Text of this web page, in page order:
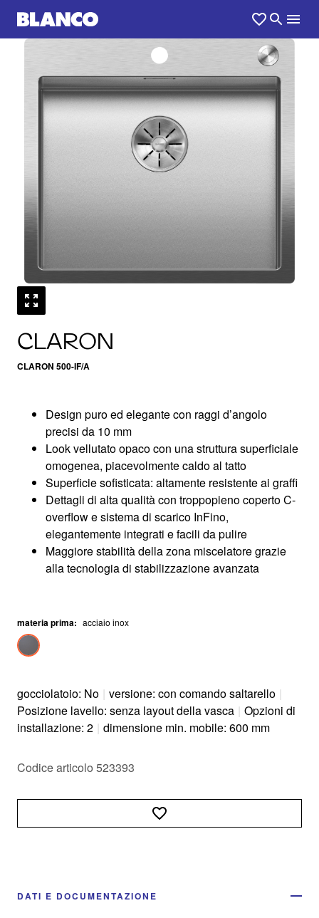
CLARON
CLARON 500-IF/A
1 /0
Design puro ed elegante con raggi d’angolo
precisi da 10 mm
Look vellutato opaco con una struttura superficiale
omogenea, piacevolmente caldo al tatto
Superficie sofisticata: altamente resistente ai graffi
Dettagli di alta qualità con troppopieno coperto C-
overflow e sistema di scarico InFino,
elegantemente integrati e facili da pulire
Maggiore stabilità della zona miscelatore grazie
alla tecnologia di stabilizzazione avanzata
materia prima: acciaio inox
gocciolatoio: No | versione: con comando saltarello |
Posizione lavello: senza layout della vasca | Opzioni di
installazione: 2 | dimensione min. mobile: 600 mm
Codice articolo 523393
DATI E DOCUMENTAZIONE